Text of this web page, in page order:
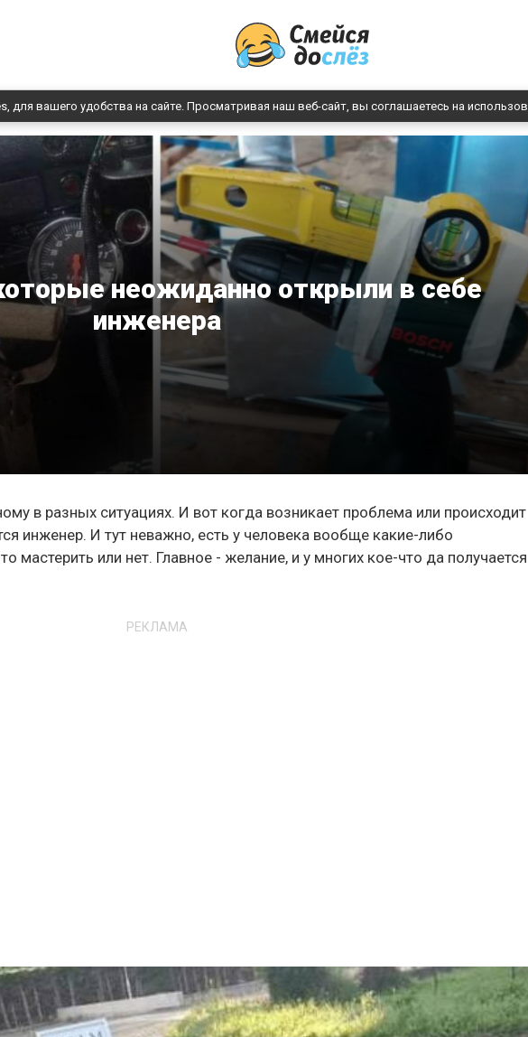
для вашего удобства на сайте. Просматривая наш веб-сайт, вы соглашаетесь на
неожиданно открыли в себе
инженера
в разных ситуациях. И вот когда возникает проблема или происходит
инженер. И тут неважно, есть у человека вообще какие-либо
мастерить или нет. Главное - желание, и у многих кое-что да получается
РЕКЛАМА